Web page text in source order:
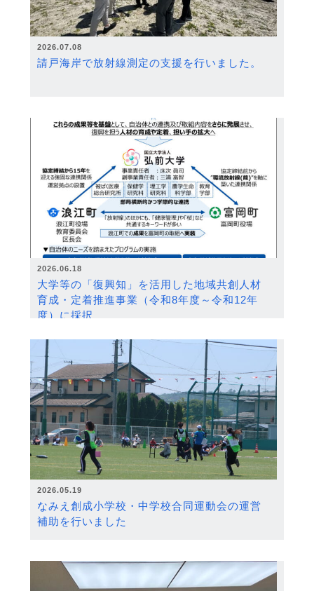
2026.07.08
請戸海岸で放射線測定の支援を行いました。
2026.06.18
大学等の「復興知」を活用した地域共創人材
育成・定着推進事業（令和8年度～令和12年
度）に採択
2026.05.19
なみえ創成小学校・中学校合同運動会の運営
補助を行いました